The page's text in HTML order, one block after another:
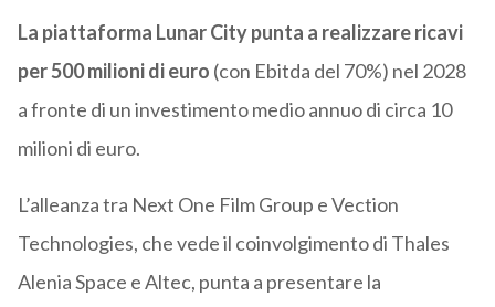
La piattaforma Lunar City punta a realizzare ricavi
per 500 milioni di euro (con Ebitda del 70%) nel 2028
a fronte di un investimento medio annuo di circa 10
milioni di euro.
L’alleanza tra Next One Film Group e Vection
Technologies, che vede il coinvolgimento di Thales
Alenia Space e Altec, punta a presentare la